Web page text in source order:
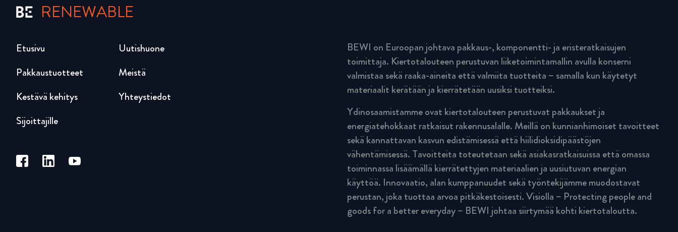
RENEWABLE
Etusivu
Pakkaustuotteet
Kestävä kehitys
Sijoittajille
Uutishuone
Meistä
Yhteystiedot
BEWI on Euroopan johtava pakkaus-, komponentti- ja eristeratkaisujen
toimittaja. Kiertotalouteen perustuvan liiketoimintamallin avulla konserni
valmistaa sekä raaka-aineita että valmiita tuotteita – samalla kun käytetyt
materiaalit kerätään ja kierrätetään uusiksi tuotteiksi.
Ydinosaamistamme ovat kiertotalouteen perustuvat pakkaukset ja
energiatehokkaat ratkaisut rakennusalalle. Meillä on kunnianhimoiset tavoitteet
sekä kannattavan kasvun edistämisessä että hiilidioksidipäästöjen
vähentämisessä. Tavoitteita toteutetaan sekä asiakasratkaisuissa että omassa
toiminnassa lisäämällä kierrätettyjen materiaalien ja uusiutuvan energian
käyttöä. Innovaatio, alan kumppanuudet sekä työntekijämme muodostavat
perustan, joka tuottaa arvoa pitkäkestoisesti. Visiolla – Protecting people and
goods for a better everyday – BEWI johtaa siirtymää kohti kiertotaloutta.